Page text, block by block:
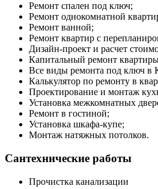
Ремонт спален под ключ;
Ремонт однокомнатной
Ремонт ванной;
Ремонт квартир с
Дизайн-проект и расчет
Капитальный ремонт
Все виды ремонта под ключ в
Калькулятор по ремонту в
Проектирование и монтаж
Установка межкомнатных
Ремонт в гостиной;
Установка шкафа-купе;
Монтаж натяжных потолков.
Сантехнические работы
Прочистка канализации